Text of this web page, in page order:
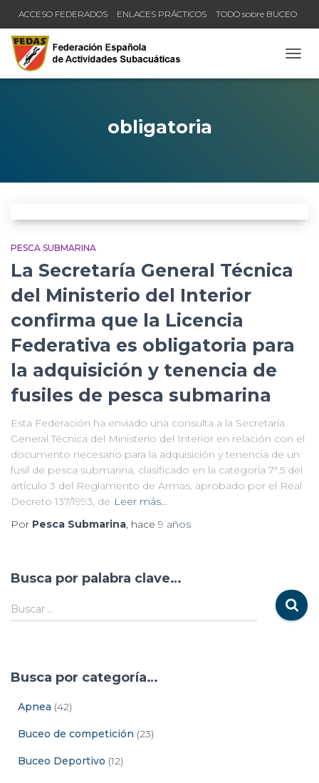
ACCESO FEDERADOS ENLACES PRÁCTICOS TODO sobre BUCEO
COMPRUEBA TU TÍTULO Y LICENCIA
obligatoria
PESCA SUBMARINA
La Secretaría General Técnica
del Ministerio del Interior
confirma que la Licencia
Federativa es obligatoria para
la adquisición y tenencia de
fusiles de pesca submarina
Esta Federación ha enviado una consulta a la Secretaría
General Técnica del Ministerio del Interior en relación con el
documento necesario para la adquisición y tenencia de un
fusil de pesca submarina, clasificado en la categoría 7ª.5 del
artículo 3 del Reglamento de Armas, aprobado por el Real
Decreto 137/1993, de Leer más…
Por Pesca Submarina, hace 9 años
Busca por palabra clave…
Buscar …
Busca por categoría…
Apnea (42)
Buceo de competición (23)
Buceo Deportivo (12)